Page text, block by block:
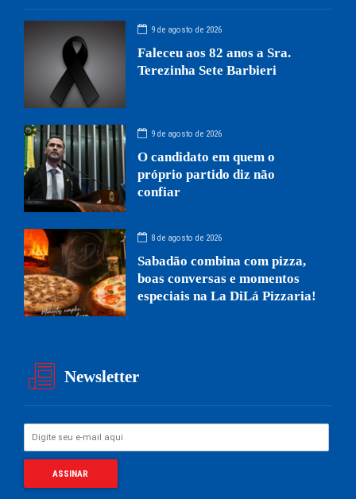
9 de agosto de 2026
Faleceu aos 82 anos a Sra.
Terezinha Sete Barbieri
9 de agosto de 2026
O candidato em quem o
próprio partido diz não
confiar
8 de agosto de 2026
Sabadão combina com pizza,
boas conversas e momentos
especiais na La DiLá Pizzaria!
Newsletter